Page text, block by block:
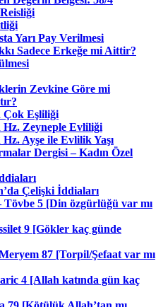
Yarı Pay Verilmesi
Sadece Erkeğe mi Aittir?
Zevkine Göre mi
Çok Eşliliği
Hz. Zeyneple Evliliği
Ayşe ile Evlilik Yaşı
Dergisi – Kadın Özel
Çelişki İddiaları
Tövbe 5 [Din özgürlüğü var mı
9 [Gökler kaç günde
87 [Torpil/Şefaat var mı
4 [Allah katında gün kaç